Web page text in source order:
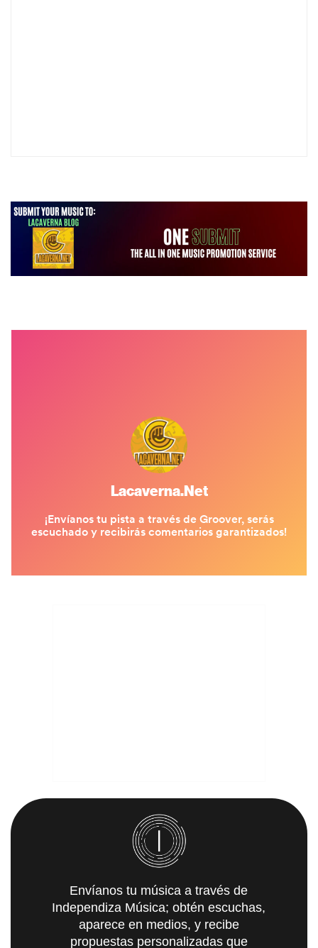
Envíanos tu música a través de
Independiza Música; obtén escuchas,
aparece en medios, y recibe
propuestas personalizadas que